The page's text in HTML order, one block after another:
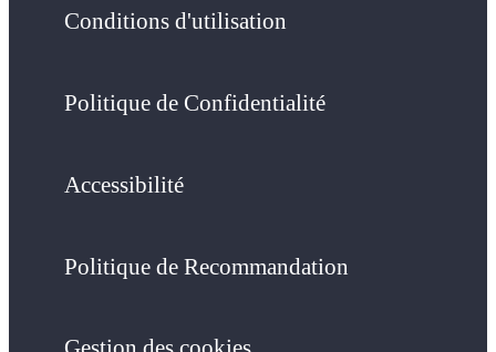
Conditions d'utilisation
Politique de Confidentialité
Accessibilité
Politique de Recommandation